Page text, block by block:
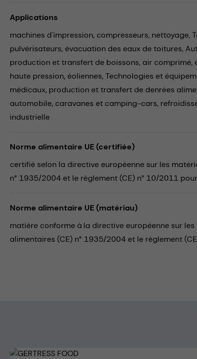
Applications
machines d'impression, compresseurs, nettoyage,
pulvérisateurs, évacuation des eaux de toitures,
production et transfert de boissons, air comprimé,
haute pression, éoliennes,Technologies et
médicaux, production et transfert de denrées
automobile, caravanes et camping-cars,
industrielle
Norme alimentaire UE (certifiée)
certifié selon la directive européenne sur les
n° 1935/2004 et le règlement (CE) n° 10/2011 pour
Norme alimentaire UE (matériau)
matière conforme à la directive européenne sur
alimentaires (CE) n° 1935/2004 et le règlement
Skip image gallery